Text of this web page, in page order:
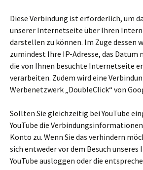
Diese Verbindung ist erforderlich, um
unserer Internetseite über Ihren
darstellen zu können. Im Zuge dessen
zumindest Ihre IP-Adresse, das Datum
die von Ihnen besuchte Internetseite
verarbeiten. Zudem wird eine
Werbenetzwerk „DoubleClick“ von
Sollten Sie gleichzeitig bei YouTube
YouTube die
Konto zu. Wenn Sie das verhindern
sich entweder vor dem Besuch
YouTube ausloggen oder die